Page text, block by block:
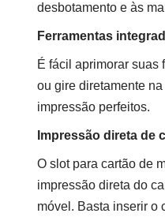
desbotamento e às
Ferramentas
É fácil aprimorar suas
ou gire diretamente
impressão perfeitos.
Impressão direta de
O slot para cartão de
impressão direta do
móvel. Basta inserir o